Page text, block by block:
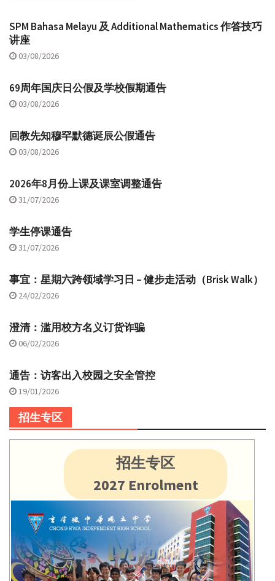
SPM Bahasa Melayu 及 Additional Mathematics 作答技巧
讲座
03/08/2026
69周年国庆日公假及学校假期通告
03/08/2026
回教先知穆罕默德诞辰公假通告
03/08/2026
2026年8月份上课及课室调整通告
31/07/2026
学生停课通告
31/07/2026
事宜：星期六跨领域学习日 – 健步走活动（Brisk Walk）
24/02/2026
澄清：滥用校方名义订货诈骗
06/02/2026
通告：访客出入校园之安全管控
19/01/2026
招生专区
招生专区
2027 Enrolment